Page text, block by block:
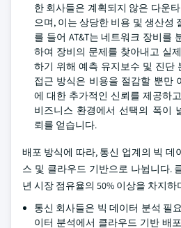
한 회사들은 계획되지 않은 다운
으며, 이는 상당한 비용 및 생산성
를 들어 AT&T는 네트워크 장비를
하여 장비의 문제를 찾아내고 실
하기 위해 예측 유지보수 및 진단
접근 방식은 비용을 절감할 뿐만
에 대한 추가적인 신뢰를 제공하
비즈니스 환경에서 선택의 폭이
뢰를 얻습니다.
배포 방식에 따라, 통신 업계의 빅 데
스 및 클라우드 기반으로 나뉩니다.
년 시장 점유율의 50% 이상을 차지
통신 회사들은 빅 데이터 분석 필
이터 분석에서 클라우드 기반 배